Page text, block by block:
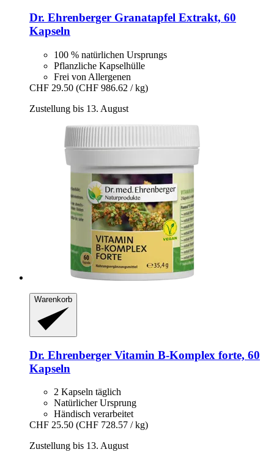
Dr. Ehrenberger Granatapfel Extrakt, 60
Kapseln
100 % natürlichen Ursprungs
Pflanzliche Kapselhülle
Frei von Allergenen
CHF 29.50 (CHF 986.62 / kg)
Zustellung bis 13. August
Warenkorb
Dr. Ehrenberger Vitamin B-​Komplex forte, 60
Kapseln
2 Kapseln täglich
Natürlicher Ursprung
Händisch verarbeitet
CHF 25.50 (CHF 728.57 / kg)
Zustellung bis 13. August